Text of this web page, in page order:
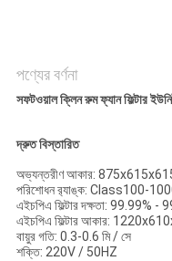
পণ্যের বর্ণনা
সফটওয়াল ক্লিন রুম ফ্যান ফিল্টার
দ্রুত বিস্তারিত
অভ্যন্তরীণ আকার: 875x615x615
পরিশোধন র‌্যাঙ্ক: Class100-
এইচপিএ ফিল্টার দক্ষতা: 99.99%
এইচপিএ ফিল্টার আকার:
বায়ুর গতি: 0.3-0.6 মি / সে
শক্তি: 220V / 50HZ